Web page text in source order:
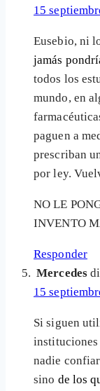
15
Eusebio, ni
jamás
todos los
mundo, en
paguen a
prescriban
por ley.
NO LE
INVENTO
Responder
Mercedes
15
Si siguen
instituciones
nadie
sino de los